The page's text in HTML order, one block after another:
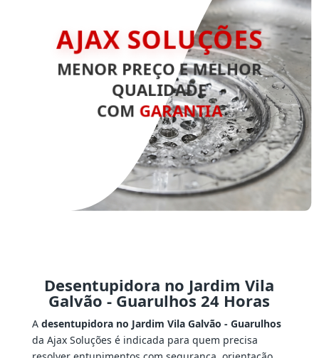
AJAX SOLUÇÕES
MENOR PREÇO E MELHOR
QUALIDADE
COM GARANTIA
Desentupidora no Jardim Vila
Galvão - Guarulhos 24 Horas
A desentupidora no Jardim Vila Galvão - Guarulhos
da Ajax Soluções é indicada para quem precisa